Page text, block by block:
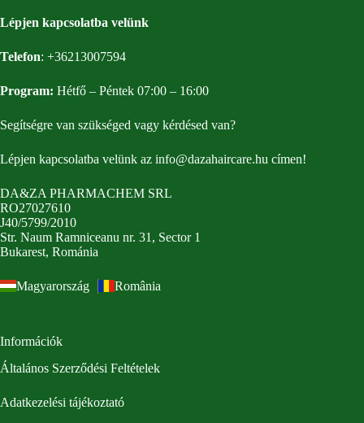
Lépjen kapcsolatba velünk
Telefon: +36213007594
Program: Hétfő – Péntek 07:00 – 16:00
Segítségre van szükséged vagy kérdésed van?
Lépjen kapcsolatba velünk az info@dazahaircare.hu címen!
DA&ZA PHARMACHEM SRL
RO27027610
J40/5799/2010
Str. Naum Ramniceanu nr. 31, Sector 1
Bukarest, Románia
Magyarország România
Információk
Általános Szerződési Feltételek
Adatkezelési tájékoztató